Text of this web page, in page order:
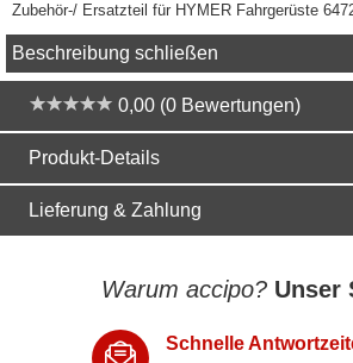
Zubehör-/ Ersatzteil für HYMER Fahrgerüste
Beschreibung schließen
0,00 (0 Bewertungen)
Produkt-Details
Lieferung & Zahlung
Warum accipo? Unser
Schnelle